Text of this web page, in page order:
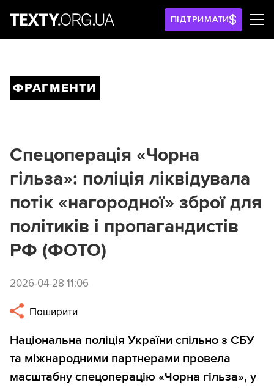
ПІДТРИМАТИ
ФРАГМЕНТИ
Спецоперація «Чорна
гільза»: поліція ліквідувала
потік «нагородної» зброї для
політиків і пропагандистів
РФ (ФОТО)
2026-04-28 11:06
Поширити
Національна поліція України спільно з СБУ
та міжнародними партнерами провела
масштабну спецоперацію «Чорна гільза», у